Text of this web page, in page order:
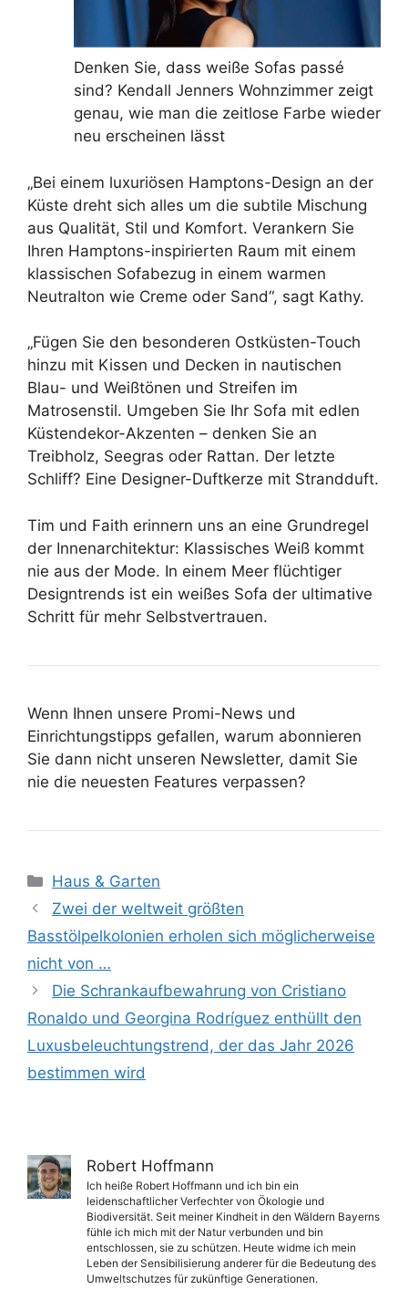
Denken Sie, dass weiße Sofas passé
sind? Kendall Jenners Wohnzimmer zeigt
genau, wie man die zeitlose Farbe wieder
neu erscheinen lässt
„Bei einem luxuriösen Hamptons-Design an der
Küste dreht sich alles um die subtile Mischung
aus Qualität, Stil und Komfort. Verankern Sie
Ihren Hamptons-inspirierten Raum mit einem
klassischen Sofabezug in einem warmen
Neutralton wie Creme oder Sand“, sagt Kathy.
„Fügen Sie den besonderen Ostküsten-Touch
hinzu mit Kissen und Decken in nautischen
Blau- und Weißtönen und Streifen im
Matrosenstil. Umgeben Sie Ihr Sofa mit edlen
Küstendekor-Akzenten – denken Sie an
Treibholz, Seegras oder Rattan. Der letzte
Schliff? Eine Designer-Duftkerze mit Strandduft.
Tim und Faith erinnern uns an eine Grundregel
der Innenarchitektur: Klassisches Weiß kommt
nie aus der Mode. In einem Meer flüchtiger
Designtrends ist ein weißes Sofa der ultimative
Schritt für mehr Selbstvertrauen.
Wenn Ihnen unsere Promi-News und
Einrichtungstipps gefallen, warum abonnieren
Sie dann nicht unseren Newsletter, damit Sie
nie die neuesten Features verpassen?
Kategorien
Haus & Garten
Zwei der weltweit größten
Basstölpelkolonien erholen sich möglicherweise
nicht von …
Die Schrankaufbewahrung von Cristiano
Ronaldo und Georgina Rodríguez enthüllt den
Luxusbeleuchtungstrend, der das Jahr 2026
bestimmen wird
Robert Hoffmann
Ich heiße Robert Hoffmann und ich bin ein
leidenschaftlicher Verfechter von Ökologie und
Biodiversität. Seit meiner Kindheit in den Wäldern Bayerns
fühle ich mich mit der Natur verbunden und bin
entschlossen, sie zu schützen. Heute widme ich mein
Leben der Sensibilisierung anderer für die Bedeutung des
Umweltschutzes für zukünftige Generationen.